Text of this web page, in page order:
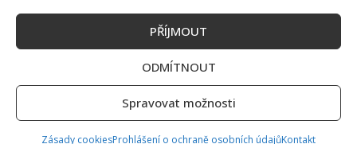
PŘÍJMOUT
ODMÍTNOUT
Spravovat možnosti
Zásady cookiesProhlášení o ochraně osobních údajůKontakt